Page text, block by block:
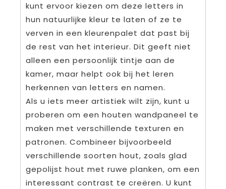
kunt ervoor kiezen om deze letters in
hun natuurlijke kleur te laten of ze te
verven in een kleurenpalet dat past bij
de rest van het interieur. Dit geeft niet
alleen een persoonlijk tintje aan de
kamer, maar helpt ook bij het leren
herkennen van letters en namen.
Als u iets meer artistiek wilt zijn, kunt u
proberen om een houten wandpaneel te
maken met verschillende texturen en
patronen. Combineer bijvoorbeeld
verschillende soorten hout, zoals glad
gepolijst hout met ruwe planken, om een
interessant contrast te creëren. U kunt